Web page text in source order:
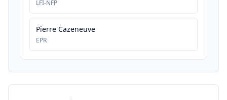
LFI-NFP
Pierre Cazeneuve
EPR